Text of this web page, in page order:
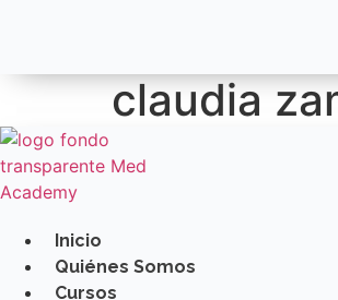
claudia
Inicio
Quiénes Somos
Cursos